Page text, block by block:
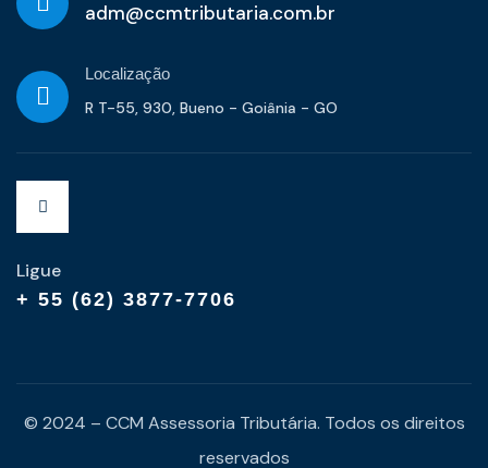
adm@ccmtributaria.com.br
Localização
R T-55, 930, Bueno - Goiânia - GO
Ligue
+ 55 (62) 3877-7706
© 2024 – CCM Assessoria Tributária. Todos os direitos
reservados